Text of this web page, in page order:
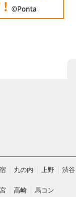
丸の内 上野 渋谷
高崎 馬コン